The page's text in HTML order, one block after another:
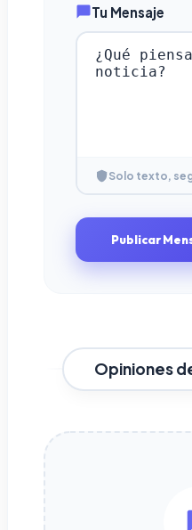
Tu Mensaje
Solo texto,
Publicar
Opiniones